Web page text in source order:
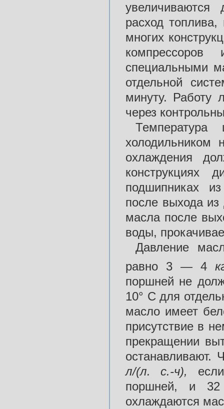
расход
многих
компрессоров
специальными
отдельной
минуту. Работу
через
Температура
охлаждения
конструкциях
подшипниках
после выхода из
масла после
воды,
Давление
равно 3 — 4
поршней не
10° С для
масло имеет
присутствие в
прекращении
л/(л. с.-ч),
поршней, и
охлаждаются